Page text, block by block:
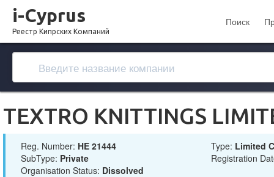
i-Cyprus
Реестр Кипрских Компаний
Поиск
TEXTRO KNITTINGS
Reg. Number: ΗΕ 21444 Type: Limited
SubType: Private
Registration
Organisation Status: Dissolved